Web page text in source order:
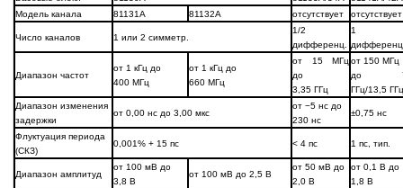
Модель канала
81131А 81132А отсутствует отсутствует
Число каналов 1 или 2 симметр.
1/2
дифференц.
1
Диапазон частот
от 1 кГц до
400 МГц
от 1 кГц до
660 МГц
от 15 МГц
до
3,35 ГГц
от 150 МГц
до
ГГц/13,5 ГГц
Диапазон изменения
задержки
от 0,00 нс до 3,00 мкс
от −5 нс до
230 нс
±0,75 нс
Флуктуация периода
(СКЗ)
0,001% + 15 пс < 4 пс 1 пс, тип.
Диапазон амплитуд
от 100 мВ до
3,8 В
от 100 мВ до 2,5 В
от 50 мВ до
2,0 В
от 0,1 В до
1,8 В